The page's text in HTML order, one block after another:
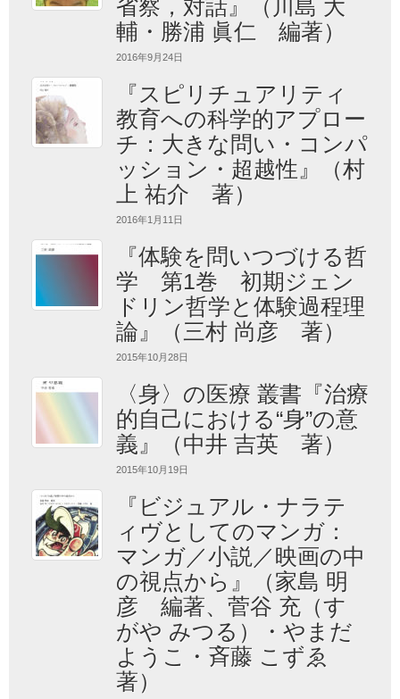
省察，対話』（川島 大
輔・勝浦 眞仁 編著）
2016年9月24日
『スピリチュアリティ
教育への科学的アプロー
チ：大きな問い・コンパ
ッション・超越性』（村
上 祐介 著）
2016年1月11日
『体験を問いつづける哲
学 第1巻 初期ジェン
ドリン哲学と体験過程理
論』（三村 尚彦 著）
2015年10月28日
〈身〉の医療 叢書『治療
的自己における“身”の意
義』（中井 吉英 著）
2015年10月19日
『ビジュアル・ナラテ
ィヴとしてのマンガ：
マンガ／小説／映画の中
の視点から』（家島 明
彦 編著、菅谷 充（す
がや みつる）・やまだ
ようこ・斉藤 こずゑ
著）